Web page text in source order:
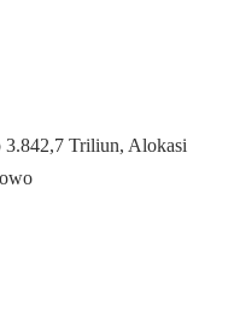
3.842,7 Triliun, Alokasi